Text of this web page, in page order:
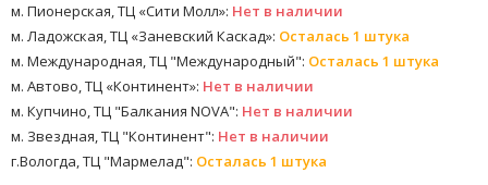
м. Пионерская, ТЦ «Сити Молл»: Нет в наличии
м. Ладожская, ТЦ «Заневский Каскад»: Осталась 1 штука
м. Международная, ТЦ "Международный": Осталась 1 штука
м. Автово, ТЦ «Континент»: Нет в наличии
м. Купчино, ТЦ "Балкания NOVA": Нет в наличии
м. Звездная, ТЦ "Континент": Нет в наличии
г.Вологда, ТЦ "Мармелад": Осталась 1 штука